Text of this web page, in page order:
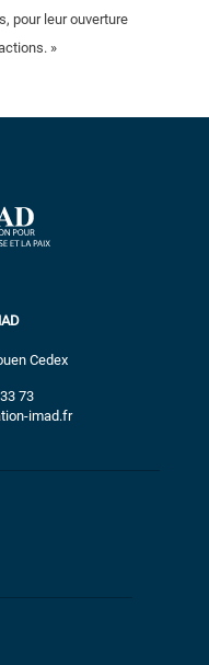
pour leur ouverture
»
Cedex
73
imad.fr